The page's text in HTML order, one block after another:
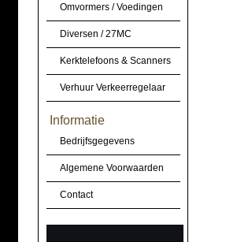
Omvormers / Voedingen
Diversen / 27MC
Kerktelefoons & Scanners
Verhuur Verkeerregelaar
Informatie
Bedrijfsgegevens
Algemene Voorwaarden
Contact